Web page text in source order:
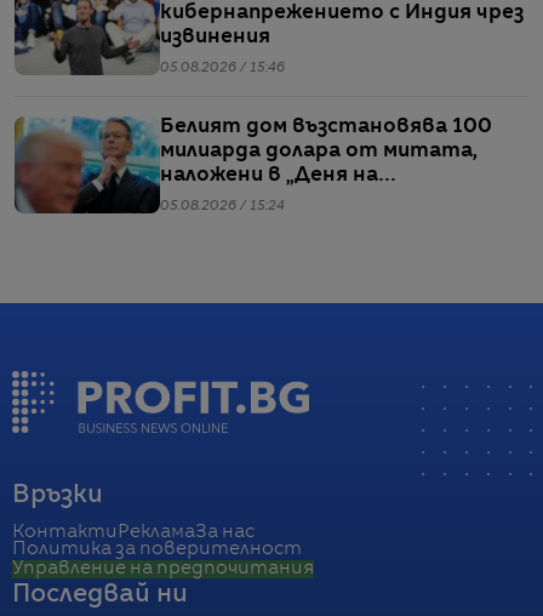
кибернапрежението с Индия чрез
извинения
05.08.2026 / 15:46
Белият дом възстановява 100
милиарда долара от митата,
наложени в „Деня на
освобождението“
05.08.2026 / 15:24
Връзки
Контакти РекламаЗа нас
Политика за поверителност
Управление на предпочитания
Последвай ни